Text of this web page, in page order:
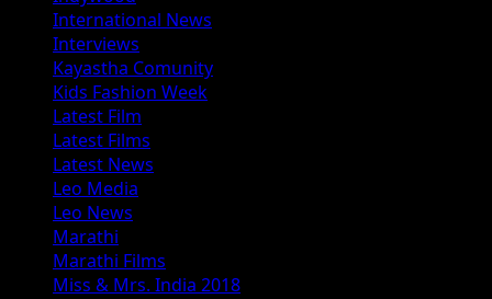
International News
Interviews
Kayastha Comunity
Kids Fashion Week
Latest Film
Latest Films
Latest News
Leo Media
Leo News
Marathi
Marathi Films
Miss & Mrs. India 2018